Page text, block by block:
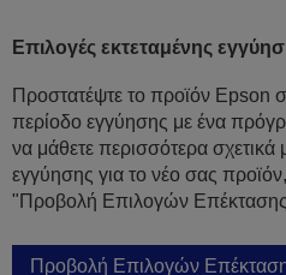
Επιλογές εκτεταμένης
Προστατέψτε το προϊόν Epson
περίοδο εγγύησης με ένα
να μάθετε περισσότερα σχετικά
εγγύησης για το νέο σας
"Προβολή Επιλογών
Προβολή Επιλογών